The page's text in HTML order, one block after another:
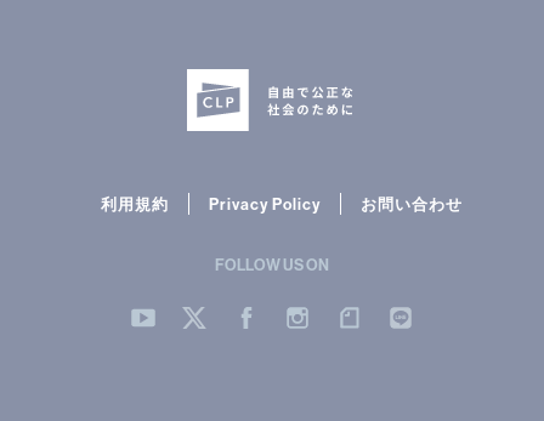
利用規約 Privacy Policy お問い合わせ
FOLLOW US ON